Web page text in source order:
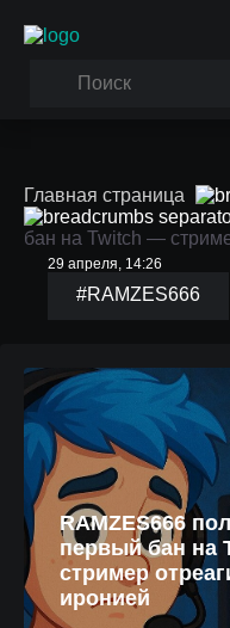
Главная страница
бан на Twitch —
29 апреля, 14:26
#RAMZES666
RAMZES666
первый бан на
стример
иронией